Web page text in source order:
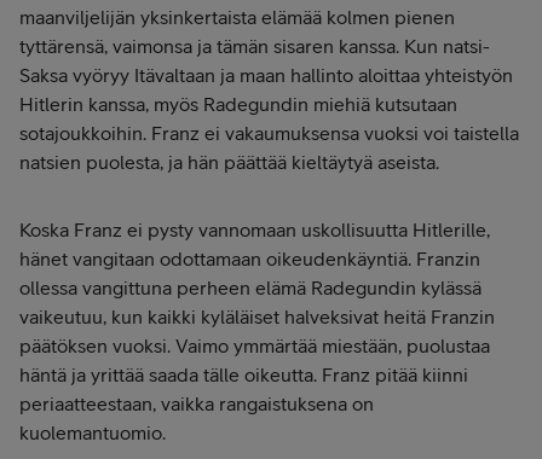
maanviljelijän yksinkertaista elämää kolmen pienen
tyttärensä, vaimonsa ja tämän sisaren kanssa. Kun natsi-
Saksa vyöryy Itävaltaan ja maan hallinto aloittaa yhteistyön
Hitlerin kanssa, myös Radegundin miehiä kutsutaan
sotajoukkoihin. Franz ei vakaumuksensa vuoksi voi taistella
natsien puolesta, ja hän päättää kieltäytyä aseista.
Koska Franz ei pysty vannomaan uskollisuutta Hitlerille,
hänet vangitaan odottamaan oikeudenkäyntiä. Franzin
ollessa vangittuna perheen elämä Radegundin kylässä
vaikeutuu, kun kaikki kyläläiset halveksivat heitä Franzin
päätöksen vuoksi. Vaimo ymmärtää miestään, puolustaa
häntä ja yrittää saada tälle oikeutta. Franz pitää kiinni
periaatteestaan, vaikka rangaistuksena on
kuolemantuomio.